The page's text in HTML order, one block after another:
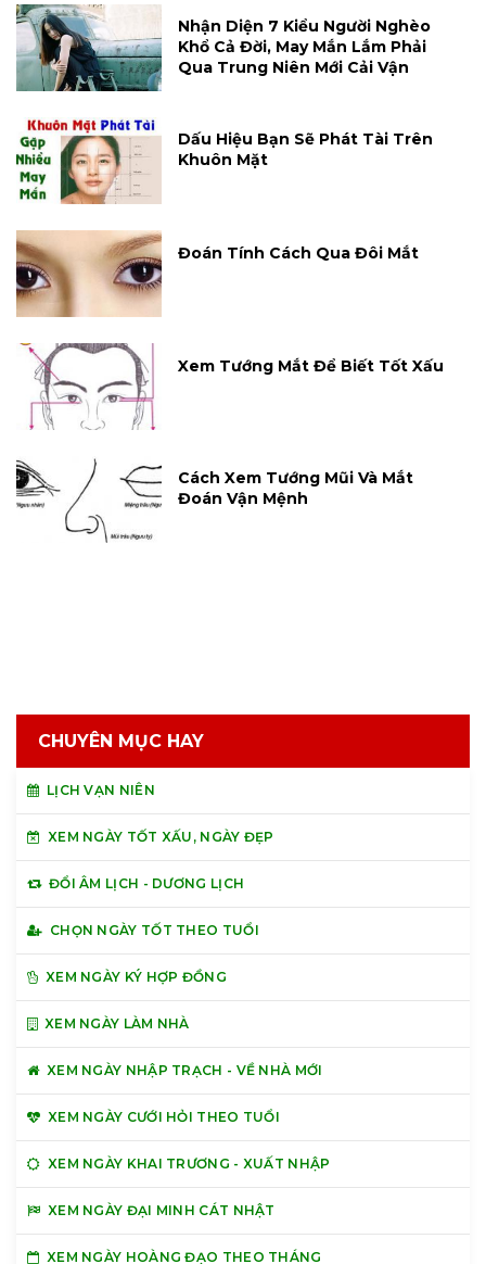
Nhận Diện 7 Kiểu Người Nghèo
Khổ Cả Đời, May Mắn Lắm Phải
Qua Trung Niên Mới Cải Vận
Dấu Hiệu Bạn Sẽ Phát Tài Trên
Khuôn Mặt
Đoán Tính Cách Qua Đôi Mắt
Xem Tướng Mắt Để Biết Tốt Xấu
Cách Xem Tướng Mũi Và Mắt
Đoán Vận Mệnh
CHUYÊN MỤC HAY
LỊCH VẠN NIÊN
XEM NGÀY TỐT XẤU, NGÀY ĐẸP
ĐỔI ÂM LỊCH - DƯƠNG LỊCH
CHỌN NGÀY TỐT THEO TUỔI
XEM NGÀY KÝ HỢP ĐỒNG
XEM NGÀY LÀM NHÀ
XEM NGÀY NHẬP TRẠCH - VỀ NHÀ MỚI
XEM NGÀY CƯỚI HỎI THEO TUỔI
XEM NGÀY KHAI TRƯƠNG - XUẤT NHẬP
XEM NGÀY ĐẠI MINH CÁT NHẬT
XEM NGÀY HOÀNG ĐẠO THEO THÁNG